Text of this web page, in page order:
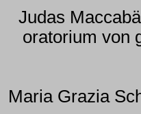
Judas
oratorium von
Maria Grazia